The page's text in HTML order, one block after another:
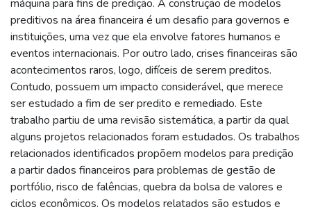
máquina para fins de predição. A construção de modelos
preditivos na área financeira é um desafio para governos e
instituições, uma vez que ela envolve fatores humanos e
eventos internacionais. Por outro lado, crises financeiras são
acontecimentos raros, logo, difíceis de serem preditos.
Contudo, possuem um impacto considerável, que merece
ser estudado a fim de ser predito e remediado. Este
trabalho partiu de uma revisão sistemática, a partir da qual
alguns projetos relacionados foram estudados. Os trabalhos
relacionados identificados propõem modelos para predição
a partir dados financeiros para problemas de gestão de
portfólio, risco de falências, quebra da bolsa de valores e
ciclos econômicos. Os modelos relatados são estudos e